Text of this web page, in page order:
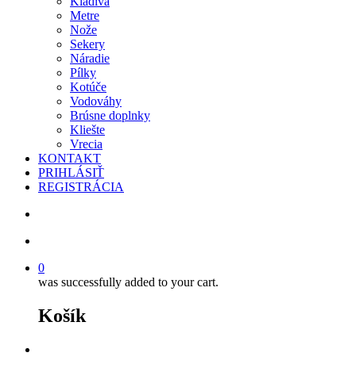
Metre
Nože
Sekery
Náradie
Pílky
Kotúče
Vodováhy
Brúsne doplnky
Kliešte
Vrecia
KONTAKT
PRIHLÁSIŤ
REGISTRÁCIA
0
was successfully added to your cart.
Košík